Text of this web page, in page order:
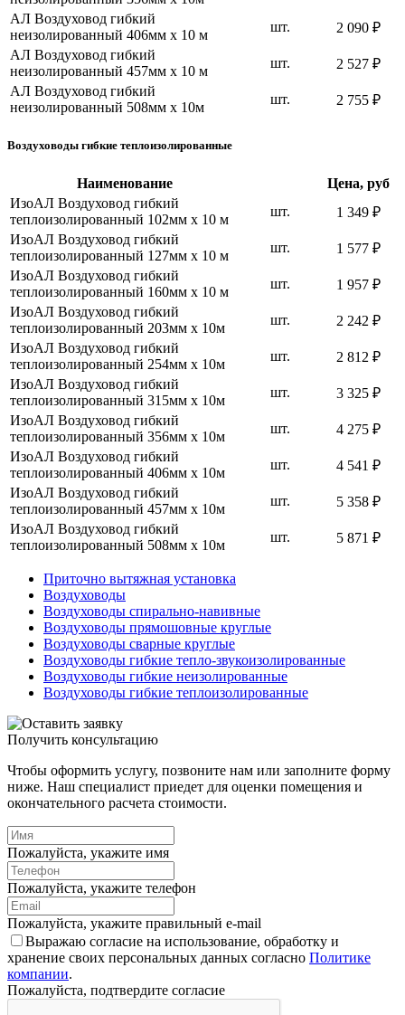
АЛ Воздуховод гибкий
неизолированный 406мм х 10 м
шт.
2 090 ₽
АЛ Воздуховод гибкий
неизолированный 457мм х 10 м
шт.
2 527 ₽
АЛ Воздуховод гибкий
неизолированный 508мм х 10м
шт. 2 755 ₽
Воздуховоды гибкие теплоизолированные
Наименование
Цена, руб
ИзоАЛ Воздуховод гибкий
теплоизолированный 102мм х 10 м
шт.
1 349 ₽
ИзоАЛ Воздуховод гибкий
теплоизолированный 127мм х 10 м
шт.
1 577 ₽
ИзоАЛ Воздуховод гибкий
теплоизолированный 160мм х 10 м
шт.
1 957 ₽
ИзоАЛ Воздуховод гибкий
теплоизолированный 203мм х 10м
шт.
2 242 ₽
ИзоАЛ Воздуховод гибкий
теплоизолированный 254мм х 10м
шт.
2 812 ₽
ИзоАЛ Воздуховод гибкий
теплоизолированный 315мм х 10м
шт.
3 325 ₽
ИзоАЛ Воздуховод гибкий
теплоизолированный 356мм х 10м
шт.
4 275 ₽
ИзоАЛ Воздуховод гибкий
теплоизолированный 406мм х 10м
шт.
4 541 ₽
ИзоАЛ Воздуховод гибкий
теплоизолированный 457мм х 10м
шт.
5 358 ₽
ИзоАЛ Воздуховод гибкий
теплоизолированный 508мм х 10м
шт. 5 871 ₽
Приточно вытяжная установка
Воздуховоды
Воздуховоды спирально-навивные
Воздуховоды прямошовные круглые
Воздуховоды сварные круглые
Воздуховоды гибкие тепло-звукоизолированные
Воздуховоды гибкие неизолированные
Воздуховоды гибкие теплоизолированные
Получить консультацию
Чтобы оформить услугу, позвоните нам или заполните форму
ниже. Наш специалист приедет для оценки помещения и
окончательного расчета стоимости.
Пожалуйста, укажите имя
Пожалуйста, укажите телефон
Пожалуйста, укажите правильный e-mail
Выражаю согласие на использование, обработку и
хранение своих персональных данных согласно Политике
компании.
Пожалуйста, подтвердите согласие